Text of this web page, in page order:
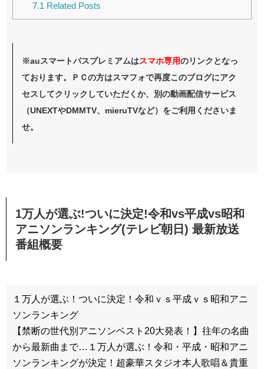
7.1 Related Posts
※auスマートパスプレミアムはスマホ専用のリンクとなっ
ております。ＰＣの方はスマフォで再度このブログにアク
セスしてクリックしていただくか、別の動画配信サービス
（UNEXTやDMMTV、mieruTVなど）をご利用くださいま
せ。
1万人が選ぶ!ついに決定!令和vs平成vs昭和
アニソンランキング(テレビ朝日) 最新放送
番組概要
１万人が選ぶ！ついに決定！令和ｖｓ平成ｖｓ昭和アニ
ソンランキング
【禁断の世代別アニソンベスト20大発表！】往年の名曲
から最新曲まで…１万人が選ぶ！令和・平成・昭和アニ
ソンランキングが決定！超豪華スタジオ本人歌唱＆貴重